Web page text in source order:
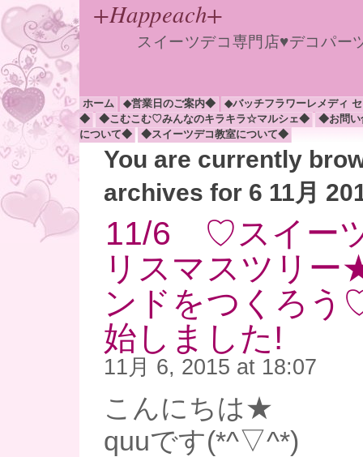
+Happeach+
スイーツデコ専門店♥デコパ
ホーム ◆営業日のご案内◆
◆バッチフラワーレメディ
◆
◆こむこむ♡みんなのキラキラ☆マルシェ◆
◆お問
について◆
◆スイーツデコ教室について◆
You are currently
archives for 6 11月
11/6 ♡スイー
リスマスツリ
ンドをつくろう
始しました!
11月 6, 2015 at 18:07
こんにちは★
quuです(*^▽^*)